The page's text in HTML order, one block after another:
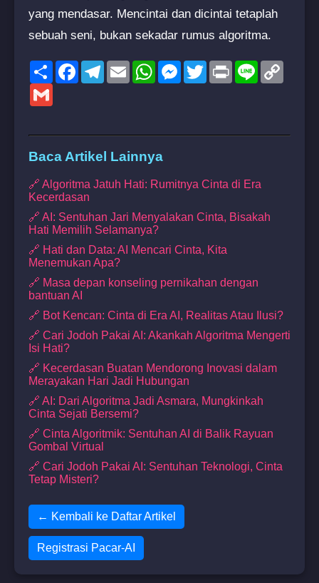
yang mendasar. Mencintai dan dicintai tetaplah
sebuah seni, bukan sekadar rumus algoritma.
ShareFacebookTelegram
EmailWhatsAppMessenger
TwitterPrint Line
Baca Artikel Lainnya
🔗 Algoritma Jatuh Hati: Rumitnya Cinta di Era
Kecerdasan
🔗 AI: Sentuhan Jari Menyalakan Cinta, Bisakah
Hati Memilih Selamanya?
🔗 Hati dan Data: AI Mencari Cinta, Kita
Menemukan Apa?
🔗 Masa depan konseling pernikahan dengan
bantuan AI
🔗 Bot Kencan: Cinta di Era AI, Realitas Atau Ilusi?
🔗 Cari Jodoh Pakai AI: Akankah Algoritma Mengerti
Isi Hati?
🔗 Kecerdasan Buatan Mendorong Inovasi dalam
Merayakan Hari Jadi Hubungan
🔗 AI: Dari Algoritma Jadi Asmara, Mungkinkah
Cinta Sejati Bersemi?
🔗 Cinta Algoritmik: Sentuhan AI di Balik Rayuan
Gombal Virtual
🔗 Cari Jodoh Pakai AI: Sentuhan Teknologi, Cinta
Tetap Misteri?
← Kembali ke Daftar Artikel
Registrasi Pacar-AI